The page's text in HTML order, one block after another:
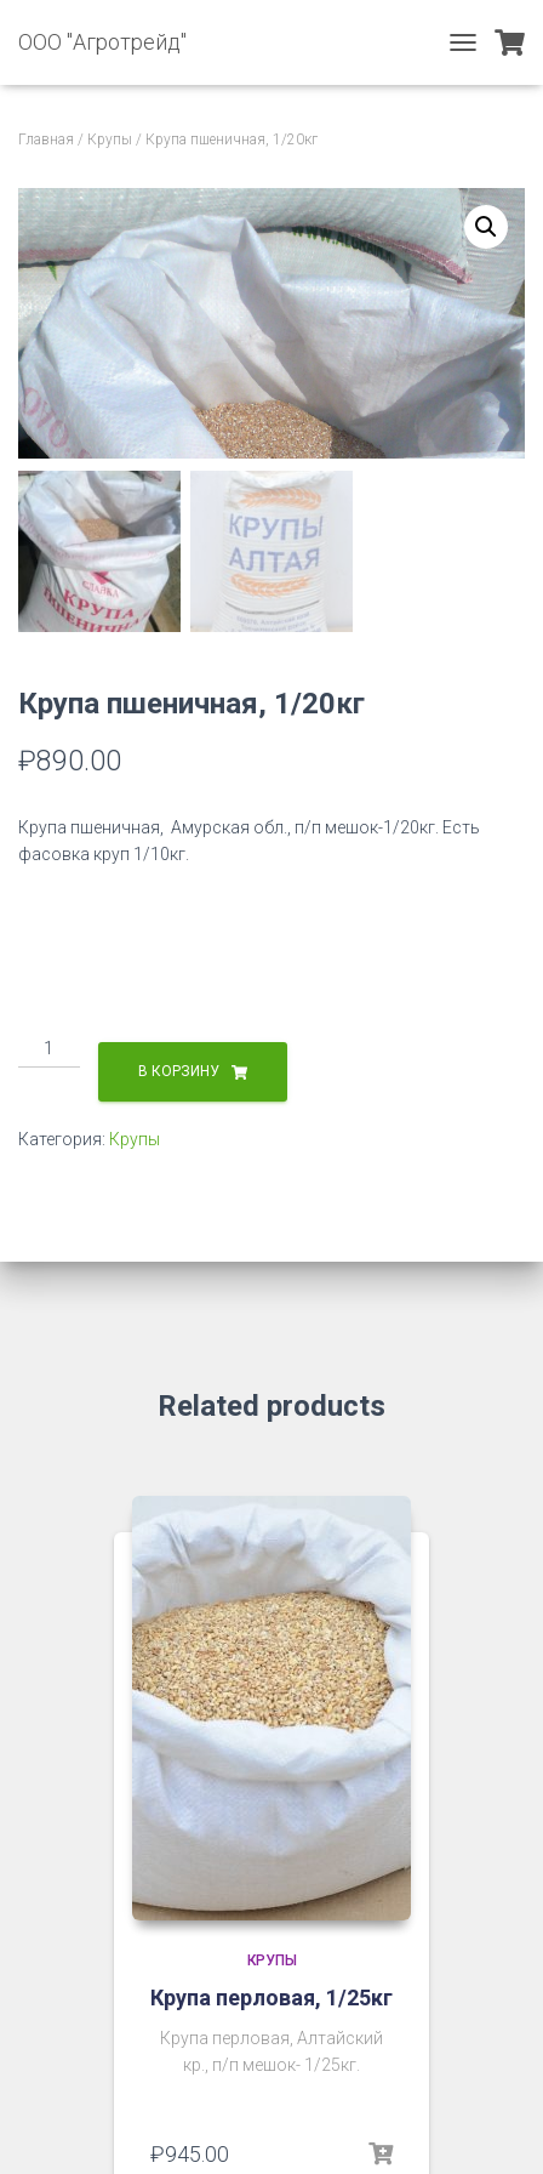
ООО "Агротрейд"
O
N
A
V
I
G
T
I
O
Главная / Крупы / Крупа пшеничная, 1/20кг
Крупа пшеничная, 1/20кг
₽890.00
Крупа пшеничная, Амурская обл., п/п мешок-1/20кг. Есть
фасовка круп 1/10кг.
Количество
товара
1/20кг
В КОРЗИНУ
Категория: Крупы
Related products
КРУПЫ
Крупа перловая, 1/25кг
Крупа перловая, Алтайский
кр., п/п мешок- 1/25кг.
₽945.00